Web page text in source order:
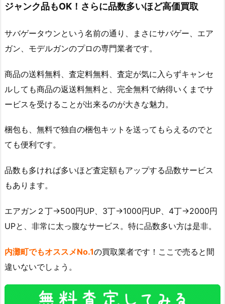
ジャンク品もOK！さらに品数多いほど高価買取
サバゲータウンという名前の通り、まさにサバゲー、エア
ガン、モデルガンのプロの専門業者です。
商品の送料無料、査定料無料、査定が気に入らずキャンセ
ルしても商品の返送料無料と、完全無料で納得いくまでサ
ービスを受けることが出来るのが大きな魅力。
梱包も、無料で独自の梱包キットを送ってもらえるのでと
ても便利です。
品数も多ければ多いほど査定額もアップする品数サービス
もあります。
エアガン２丁→500円UP、3丁→1000円UP、4丁→2000円
UPと、非常に太っ腹なサービス。特に品数多い方は是非。
内灘町でもオススメNo.1の買取業者です！ここで売ると間
違いないでしょう。